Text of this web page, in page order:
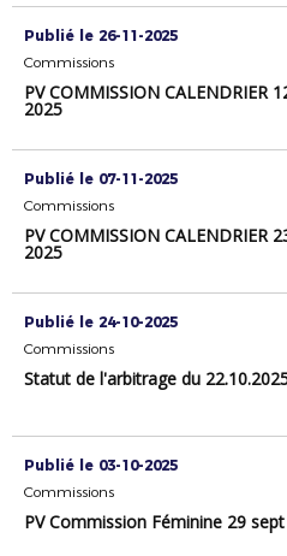
Publié le 26-11-2025
Commissions
PV COMMISSION CALENDRIER
2025
Publié le 07-11-2025
Commissions
PV COMMISSION CALENDRIER
2025
Publié le 24-10-2025
Commissions
Statut de l'arbitrage du
Publié le 03-10-2025
Commissions
PV Commission Féminine 29